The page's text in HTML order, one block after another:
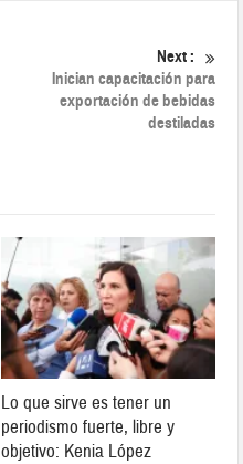
Next :
Inician capacitación para
exportación de bebidas
destiladas
Lo que sirve es tener un
periodismo fuerte, libre y
objetivo: Kenia López